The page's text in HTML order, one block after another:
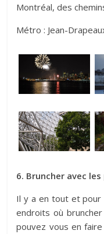
Montréal, des
Métro : Jean-
6. Bruncher avec les
Il y a en tout et pour
endroits où
pouvez vous en